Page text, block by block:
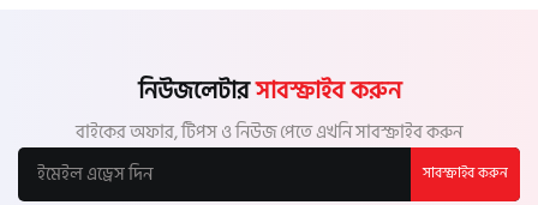
নিউজলেটারসাবস্ক্রাইব করুন
বাইকের অফার, টিপস ও নিউজ পেতে এখনি সাবস্ক্রাইব করুন
সাবস্ক্রাইব করুন